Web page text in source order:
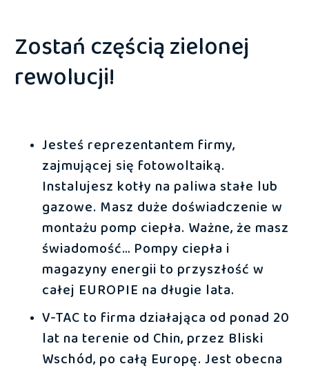
Zostań częścią zielonej
rewolucji!
Jesteś reprezentantem firmy,
zajmującej się fotowoltaiką.
Instalujesz kotły na paliwa stałe lub
gazowe. Masz duże doświadczenie w
montażu pomp ciepła. Ważne, że masz
świadomość… Pompy ciepła i
magazyny energii to przyszłość w
całej EUROPIE na długie lata.
V-TAC to firma działająca od ponad 20
lat na terenie od Chin, przez Bliski
Wschód, po całą Europę. Jest obecna